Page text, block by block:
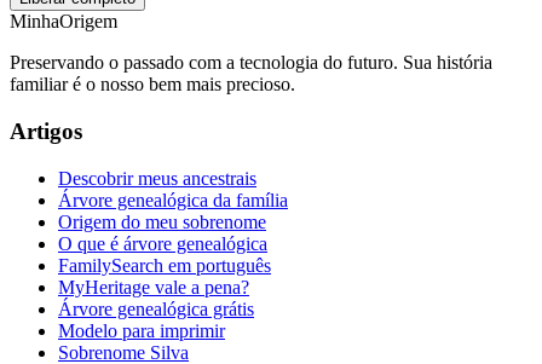
MinhaOrigem
Preservando o passado com a tecnologia do futuro. Sua história
familiar é o nosso bem mais precioso.
Artigos
Descobrir meus ancestrais
Árvore genealógica da família
Origem do meu sobrenome
O que é árvore genealógica
FamilySearch em português
MyHeritage vale a pena?
Árvore genealógica grátis
Modelo para imprimir
Sobrenome Silva